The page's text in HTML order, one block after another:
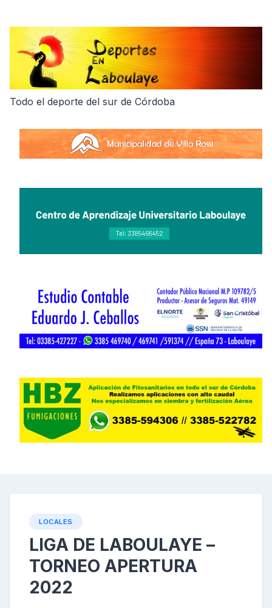
Todo el deporte del sur de Córdoba
LOCALES
LIGA DE LABOULAYE –
TORNEO APERTURA
2022